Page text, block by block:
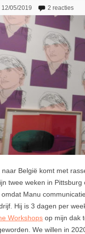
12/05/2019 2 reacties
naar België komt met
twee weken in
Manu
Hij is 3 dagen per
Workshops op mijn dak
We willen in